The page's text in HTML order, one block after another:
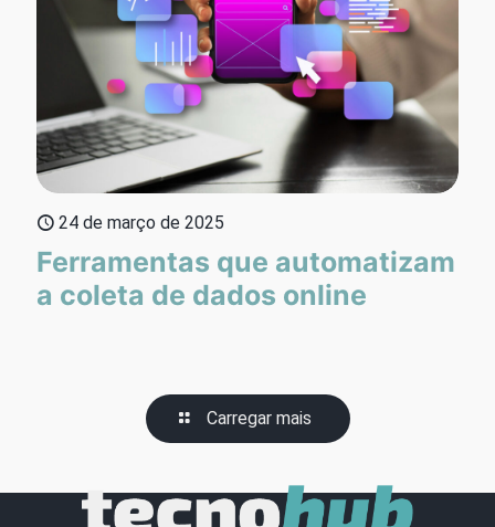
24 de março de 2025
Ferramentas que automatizam
a coleta de dados online
Carregar mais